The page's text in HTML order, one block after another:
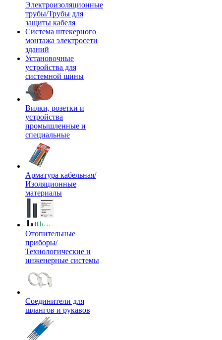
Электроизоляционные
трубы/Трубы для
защиты кабеля
Система штекерного
монтажа электросети
зданий
Установочные
устройства для
системной шины
Вилки, розетки и
устройства
промышленные и
специальные
Арматура кабельная/
Изоляционные
материалы
Отопительные
приборы/
Технологические и
инженерные системы
Соединители для
шлангов и рукавов